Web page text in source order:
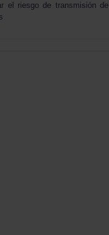
el riesgo de transmisión de